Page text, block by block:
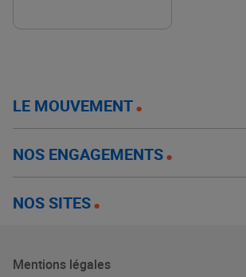
LE MOUVEMENT
NOS ENGAGEMENTS
NOS SITES
Mentions légales